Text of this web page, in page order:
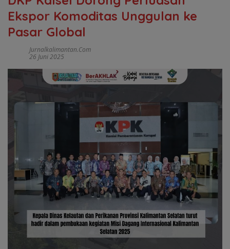
Ekspor Komoditas Unggulan ke
Pasar Global
Jurnalkalimantan.com
26 Juni 2025